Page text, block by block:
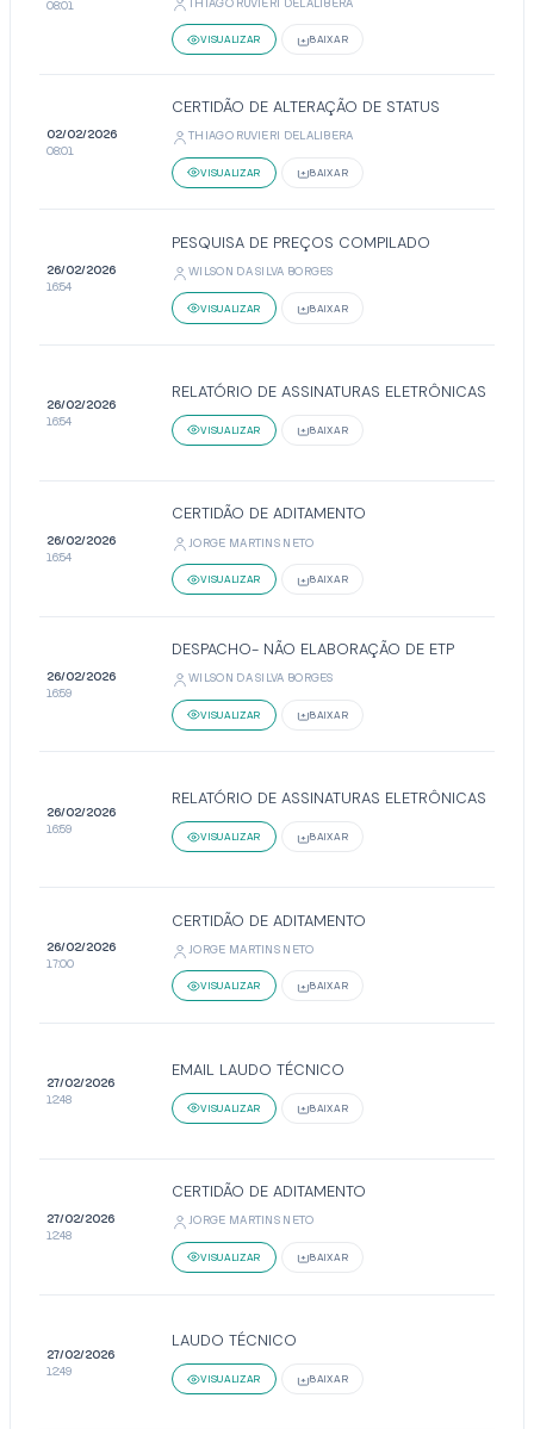
08:01
VISUALIZAR BAIXAR
02/02/2026
08:01
CERTIDÃO DE ALTERAÇÃO DE STATUS
THIAGO RUVIERI DELALIBERA
VISUALIZAR BAIXAR
26/02/2026
16:54
PESQUISA DE PREÇOS COMPILADO
WILSON DA SILVA BORGES
VISUALIZAR BAIXAR
26/02/2026
16:54
RELATÓRIO DE ASSINATURAS ELETRÔNICAS
VISUALIZAR BAIXAR
26/02/2026
16:54
CERTIDÃO DE ADITAMENTO
JORGE MARTINS NETO
VISUALIZAR BAIXAR
26/02/2026
16:59
DESPACHO- NÃO ELABORAÇÃO DE ETP
WILSON DA SILVA BORGES
VISUALIZAR BAIXAR
26/02/2026
16:59
RELATÓRIO DE ASSINATURAS ELETRÔNICAS
VISUALIZAR BAIXAR
26/02/2026
17:00
CERTIDÃO DE ADITAMENTO
JORGE MARTINS NETO
VISUALIZAR BAIXAR
27/02/2026
12:48
EMAIL LAUDO TÉCNICO
VISUALIZAR BAIXAR
27/02/2026
12:48
CERTIDÃO DE ADITAMENTO
JORGE MARTINS NETO
VISUALIZAR BAIXAR
27/02/2026
12:49
LAUDO TÉCNICO
VISUALIZAR BAIXAR